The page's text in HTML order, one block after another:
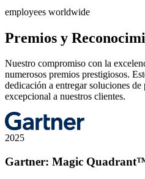
employees worldwide
Premios y
Nuestro compromiso con la
numerosos premios prestigiosos.
dedicación a entregar soluciones
excepcional a nuestros clientes.
2025
Gartner: Magic